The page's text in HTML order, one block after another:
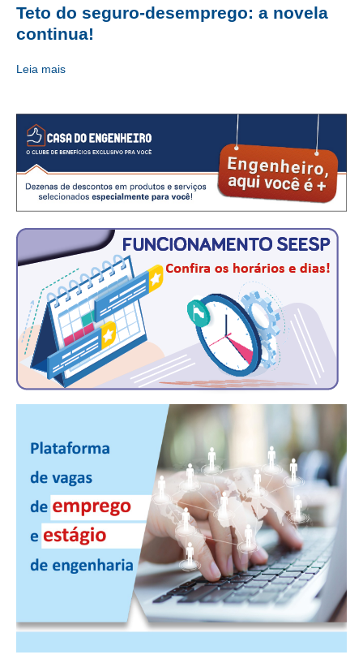
CONSULTORIA
CONTRIBUIÇÃO ASSISTENCIAL
CONTRIBUIÇÃO ASSOCIATIVA OU ANUIDADE DE SÓCIO
CONTRIBUIÇÃO SINDICAL URBANA
FGTS EXPURGOS
FGTS CORREÇÃO
LEGISLAÇÃO
LEI 4.950-A/1966 – PISO SALARIAL
LEI 5.194/1966 – REGULAMENTAÇÃO DA PROFISSÃO
RES 1.002/2002 – CÓDIGO DE ÉTICA
HOMOLOGAÇÕES
PISO SALARIAL
APRESENTAÇÃO
EMPREGO E ESTÁGIO
Teto do seguro-desemprego: a novela
continua!
Leia mais